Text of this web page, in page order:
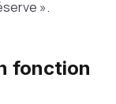
».
fonction